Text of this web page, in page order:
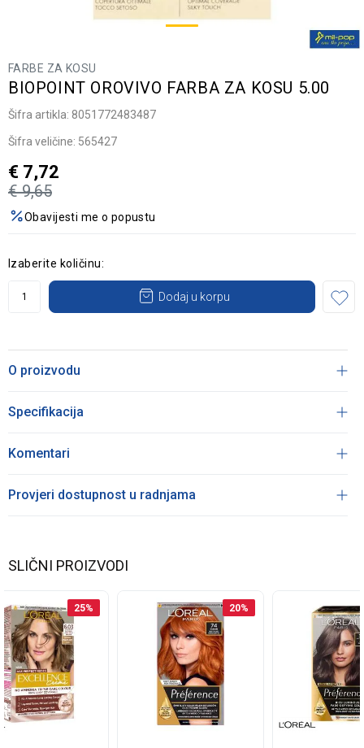
FARBE ZA KOSU
BIOPOINT OROVIVO FARBA ZA KOSU 5.00
Šifra artikla: 8051772483487
Šifra veličine: 565427
€ 9,65
€ 7,72
Obavijesti me o popustu
Izaberite količinu:
Dodaj u korpu
O proizvodu
Specifikacija
Komentari
Provjeri dostupnost u radnjama
SLIČNI PROIZVODI
25% 20%